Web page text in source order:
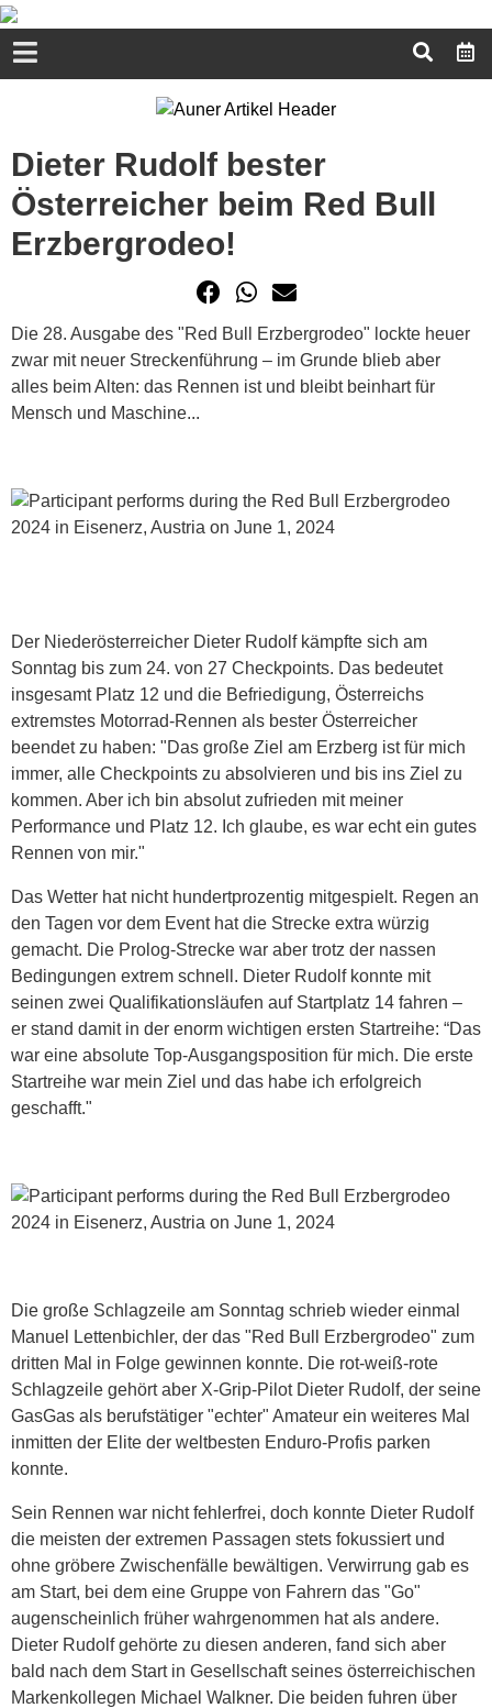
Dieter Rudolf bester
Österreicher beim Red Bull
Erzbergrodeo!
Die 28. Ausgabe des "Red Bull Erzbergrodeo" lockte heuer
zwar mit neuer Streckenführung – im Grunde blieb aber
alles beim Alten: das Rennen ist und bleibt beinhart für
Mensch und Maschine...
Der Niederösterreicher Dieter Rudolf kämpfte sich am
Sonntag bis zum 24. von 27 Checkpoints. Das bedeutet
insgesamt Platz 12 und die Befriedigung, Österreichs
extremstes Motorrad-Rennen als bester Österreicher
beendet zu haben: "Das große Ziel am Erzberg ist für mich
immer, alle Checkpoints zu absolvieren und bis ins Ziel zu
kommen. Aber ich bin absolut zufrieden mit meiner
Performance und Platz 12. Ich glaube, es war echt ein gutes
Rennen von mir."
Das Wetter hat nicht hundertprozentig mitgespielt. Regen an
den Tagen vor dem Event hat die Strecke extra würzig
gemacht. Die Prolog-Strecke war aber trotz der nassen
Bedingungen extrem schnell. Dieter Rudolf konnte mit
seinen zwei Qualifikationsläufen auf Startplatz 14 fahren –
er stand damit in der enorm wichtigen ersten Startreihe: “Das
war eine absolute Top-Ausgangsposition für mich. Die erste
Startreihe war mein Ziel und das habe ich erfolgreich
geschafft."
Die große Schlagzeile am Sonntag schrieb wieder einmal
Manuel Lettenbichler, der das "Red Bull Erzbergrodeo" zum
dritten Mal in Folge gewinnen konnte. Die rot-weiß-rote
Schlagzeile gehört aber X-Grip-Pilot Dieter Rudolf, der seine
GasGas als berufstätiger "echter" Amateur ein weiteres Mal
inmitten der Elite der weltbesten Enduro-Profis parken
konnte.
Sein Rennen war nicht fehlerfrei, doch konnte Dieter Rudolf
die meisten der extremen Passagen stets fokussiert und
ohne gröbere Zwischenfälle bewältigen. Verwirrung gab es
am Start, bei dem eine Gruppe von Fahrern das "Go"
augenscheinlich früher wahrgenommen hat als andere.
Dieter Rudolf gehörte zu diesen anderen, fand sich aber
bald nach dem Start in Gesellschaft seines österreichischen
Markenkollegen Michael Walkner. Die beiden fuhren über